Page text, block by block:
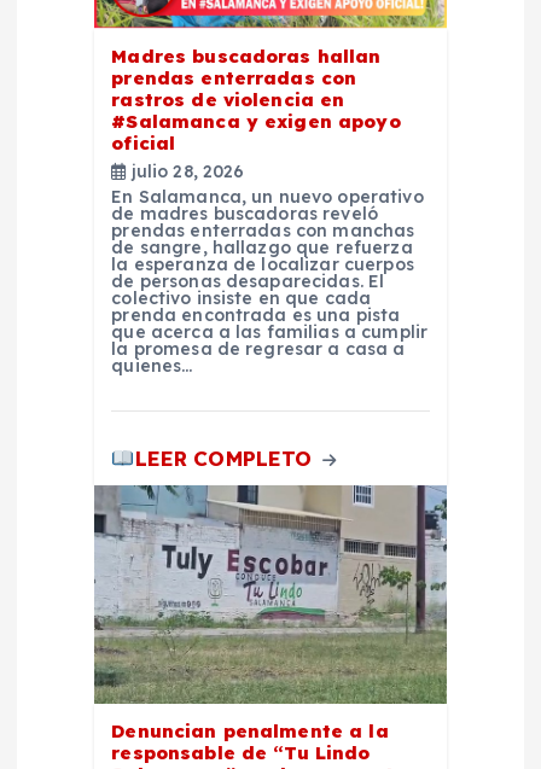
Madres buscadoras hallan
prendas enterradas con
rastros de violencia en
#Salamanca y exigen apoyo
oficial
julio 28, 2026
En Salamanca, un nuevo operativo
de madres buscadoras reveló
prendas enterradas con manchas
de sangre, hallazgo que refuerza
la esperanza de localizar cuerpos
de personas desaparecidas. El
colectivo insiste en que cada
prenda encontrada es una pista
que acerca a las familias a cumplir
la promesa de regresar a casa a
quienes…
LEER COMPLETO
Denuncian penalmente a la
responsable de “Tu Lindo